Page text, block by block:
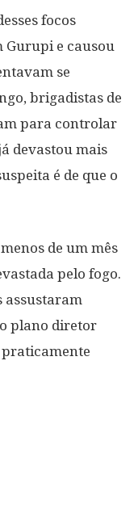
focos
Gurupi e causou
se
brigadistas de
para controlar
devastou mais
é de que o
de um mês
pelo fogo.
assustaram
plano diretor
praticamente